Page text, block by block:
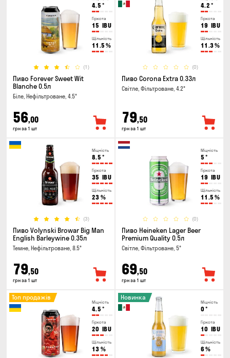
4.5 °
Гіркота
15 IBU
Щільність
11.5 %
(1)
Пиво Forever Sweet Wit
Blanche 0.5л
Біле, Нефільтроване, 4.5°
56,00
грн за 1 шт
4.2 °
Гіркота
19 IBU
Щільність
11.3%
(0)
Пиво Corona Extra 0.33л
Світле, Фільтроване, 4.2°
79,50
грн за 1 шт
Міцність
8.5 °
Гіркота
35 IBU
Щільність
23 %
(3)
Пиво Volynski Browar Big Man
English Barleywine 0.35л
Темне, Нефільтроване, 8.5°
79,50
грн за 1 шт
Міцність
5 °
Гіркота
19 IBU
Щільність
11.5 %
(0)
Пиво Heineken Lager Beer
Premium Quality 0.5л
Світле, Фільтроване, 5°
69,50
грн за 1 шт
Міцність
4.5 °
Гіркота
20 IBU
Щільність
13 %
Топ продажів
Міцність
0 °
Гіркота
10 IBU
Щільність
6 %
Новинка